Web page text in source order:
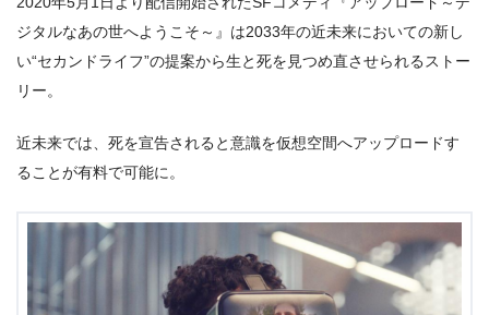
ジタルなあの世へようこそ～』は2033年の近未来においての新し
い“セカンドライフ”の提案から生と死を見つめ直させられるストー
リー。
近未来では、死を宣告されると意識を仮想空間へアップロードす
ることが有料で可能に。